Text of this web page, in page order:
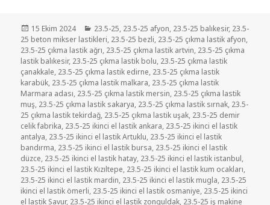
Yayın
tarihi
15 Ekim 2024 Kategoriler
23.5-25, 23.5-25 afyon, 23.5-25 balıkesir, 23.5-
25 beton mikser lastikleri, 23.5-25 bezli, 23.5-25 çıkma lastik afyon,
23.5-25 çıkma lastik ağrı, 23.5-25 çıkma lastik artvin, 23.5-25 çıkma
lastik balıkesir, 23.5-25 çıkma lastik bolu, 23.5-25 çıkma lastik
çanakkale, 23.5-25 çıkma lastik edirne, 23.5-25 çıkma lastik
karabük, 23.5-25 çıkma lastik malkara, 23.5-25 çıkma lastik
Marmara adası, 23.5-25 çıkma lastik mersin, 23.5-25 çıkma lastik
muş, 23.5-25 çıkma lastik sakarya, 23.5-25 çıkma lastik sırnak, 23.5-
25 çıkma lastik tekirdağ, 23.5-25 çıkma lastik uşak, 23.5-25 demir
celik fabrika, 23.5-25 ikinci el lastik ankara, 23.5-25 ikinci el lastik
antalya, 23.5-25 ikinci el lastik Artuklu, 23.5-25 ikinci el lastik
bandırma, 23.5-25 ikinci el lastik bursa, 23.5-25 ikinci el lastik
düzce, 23.5-25 ikinci el lastik hatay, 23.5-25 ikinci el lastik istanbul,
23.5-25 ikinci el lastik Kızıltepe, 23.5-25 ikinci el lastik kum ocakları,
23.5-25 ikinci el lastik mardin, 23.5-25 ikinci el lastik mugla, 23.5-25
ikinci el lastik ömerli, 23.5-25 ikinci el lastik osmaniye, 23.5-25 ikinci
el lastik Savur, 23.5-25 ikinci el lastik zonguldak, 23.5-25 iş makine